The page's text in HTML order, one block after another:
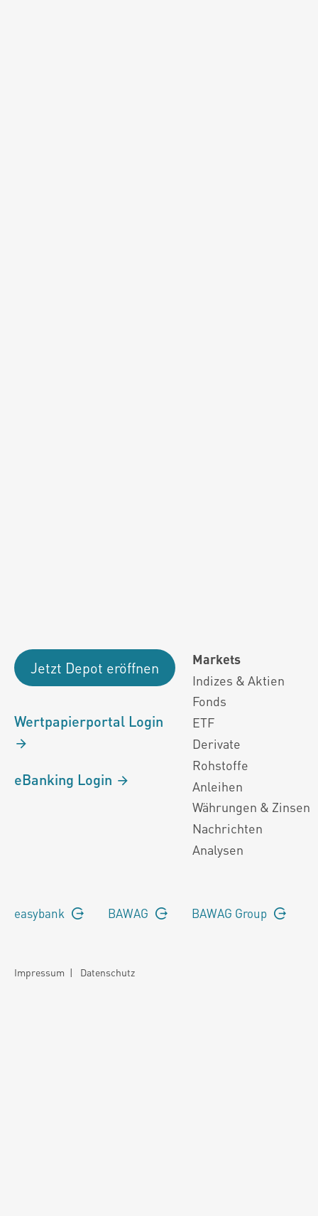
Jetzt Depot eröffnen
Wertpapierportal Login
eBanking Login
Markets
Indizes & Aktien
Fonds
ETF
Derivate
Rohstoffe
Anleihen
Währungen & Zinsen
Nachrichten
Analysen
easybank BAWAG BAWAG Group
Impressum | Datenschutz